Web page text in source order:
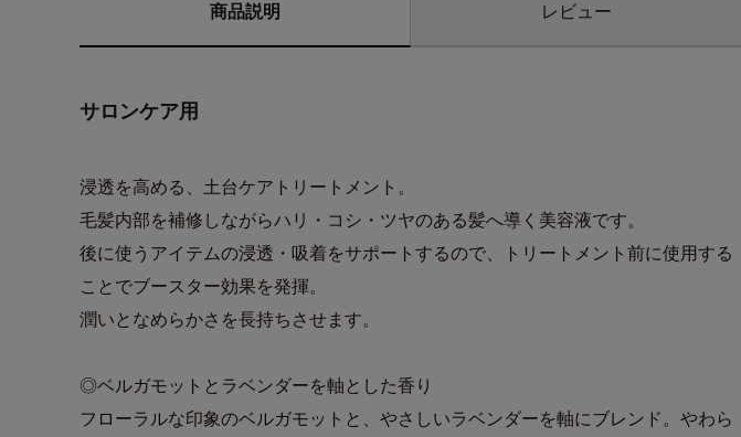
商品説明 レビュー
サロンケア用
浸透を高める、土台ケアトリートメント。
毛髪内部を補修しながらハリ・コシ・ツヤのある髪へ導く美容液です。
後に使うアイテムの浸透・吸着をサポートするので、トリートメント前に使用する
ことでブースター効果を発揮。
潤いとなめらかさを長持ちさせます。
◎ベルガモットとラベンダーを軸とした香り
フローラルな印象のベルガモットと、やさしいラベンダーを軸にブレンド。やわら